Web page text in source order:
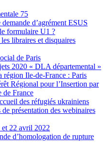
75
d’agrément ESUS
formulaire U1 ?
libraires et disquaires
de Paris
2020 « DLA départemental »
région Ile-de-France : Paris
Régional pour l’Insertion par
de France
des réfugiés ukrainiens
présentation des webinaires
et 22 avril 2022
d’homologation de rupture